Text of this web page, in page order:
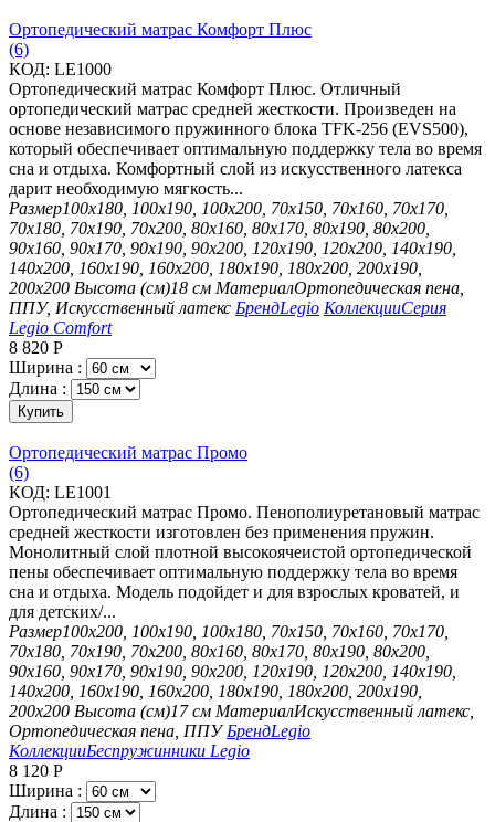
Ортопедический матрас Комфорт Плюс
(6)
КОД: LE1000
Ортопедический матрас Комфорт Плюс. Отличный
ортопедический матрас средней жесткости. Произведен на
основе независимого пружинного блока TFK-256 (EVS500),
который обеспечивает оптимальную поддержку тела во время
сна и отдыха. Комфортный слой из искусственного латекса
дарит необходимую мягкость...
Размер100х180, 100х190, 100х200, 70х150, 70х160, 70х170,
70х180, 70х190, 70х200, 80х160, 80х170, 80х190, 80х200,
90х160, 90х170, 90х190, 90х200, 120х190, 120х200, 140х190,
140х200, 160х190, 160х200, 180х190, 180х200, 200х190,
200х200 Высота (см)18 см МатериалОртопедическая пена,
ППУ, Искусственный латекс БрендLegio КоллекцииСерия
Legio Comfort
8 820 Р
Ширина :
Длина :
Купить
Ортопедический матрас Промо
(6)
КОД: LE1001
Ортопедический матрас Промо. Пенополиуретановый матрас
средней жесткости изготовлен без применения пружин.
Монолитный слой плотной высокоячеистой ортопедической
пены обеспечивает оптимальную поддержку тела во время
сна и отдыха. Модель подойдет и для взрослых кроватей, и
для детских/...
Размер100х200, 100х190, 100х180, 70х150, 70х160, 70х170,
70х180, 70х190, 70х200, 80х160, 80х170, 80х190, 80х200,
90х160, 90х170, 90х190, 90х200, 120х190, 120х200, 140х190,
140х200, 160х190, 160х200, 180х190, 180х200, 200х190,
200х200 Высота (см)17 см МатериалИскусственный латекс,
Ортопедическая пена, ППУ БрендLegio
КоллекцииБеспружинники Legio
8 120 Р
Ширина :
Длина :